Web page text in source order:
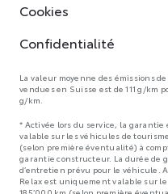
Cookies
Confidentialité
La valeur moyenne des émissions
vendues en Suisse est de 111 g/km
g/km.
* Activée lors du service, la
valable sur les véhicules de
(selon première éventualité) à
garantie constructeur. La durée de
d’entretien prévu pour le véhicule.
Relax est uniquement valable sur